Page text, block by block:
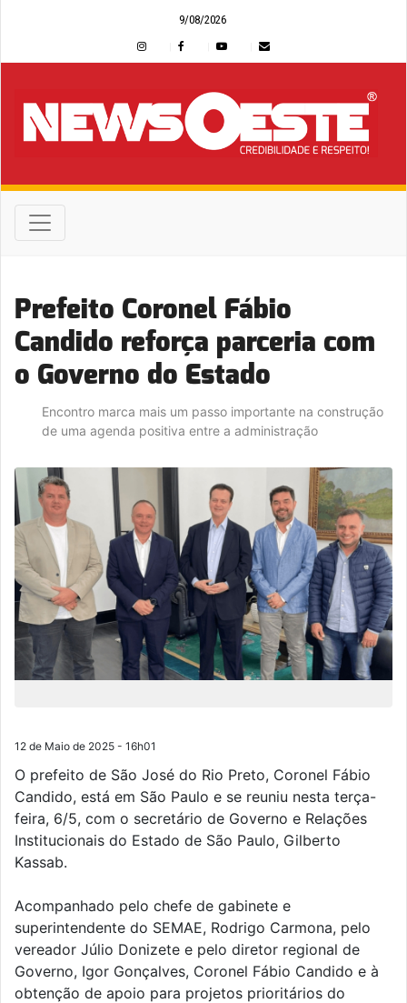
9/08/2026
Prefeito Coronel Fábio
Candido reforça parceria com
o Governo do Estado
Encontro marca mais um passo importante na construção
de uma agenda positiva entre a administração
12 de Maio de 2025 - 16h01
O prefeito de São José do Rio Preto, Coronel Fábio
Candido, está em São Paulo e se reuniu nesta terça-
feira, 6/5, com o secretário de Governo e Relações
Institucionais do Estado de São Paulo, Gilberto
Kassab.
Acompanhado pelo chefe de gabinete e
superintendente do SEMAE, Rodrigo Carmona, pelo
vereador Júlio Donizete e pelo diretor regional de
Governo, Igor Gonçalves, Coronel Fábio Candido e à
obtenção de apoio para projetos prioritários do